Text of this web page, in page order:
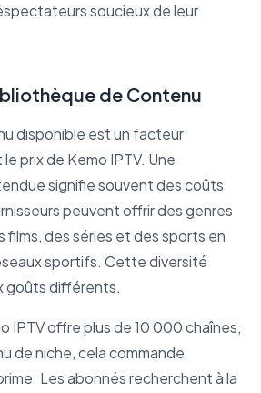
soucieux de leur
de Contenu
disponible est un facteur
prix de Kemo IPTV. Une
signifie souvent des coûts
peuvent offrir des genres
films, des séries et des sports en
sportifs. Cette diversité
goûts différents.
IPTV offre plus de 10 000 chaînes,
de niche, cela commande
Les abonnés recherchent à la